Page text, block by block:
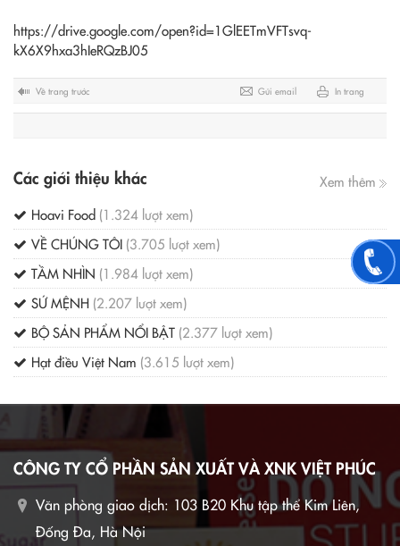
https://drive.google.com/open?id=1GlEETmVFTsvq-
kX6X9hxa3hIeRQzBJ05
Về trang trước Gửi email In trang
Các giới thiệu khác
Xem thêm
Hoavi Food (1.324 lượt xem)
VỀ CHÚNG TÔI (3.705 lượt xem)
TẦM NHÌN (1.984 lượt xem)
SỨ MỆNH (2.207 lượt xem)
BỘ SẢN PHẨM NỔI BẬT (2.377 lượt xem)
Hạt điều Việt Nam (3.615 lượt xem)
CÔNG TY CỔ PHẦN SẢN XUẤT VÀ XNK VIỆT PHÚC
Văn phòng giao dịch: 103 B20 Khu tập thể Kim Liên,
Đống Đa, Hà Nội